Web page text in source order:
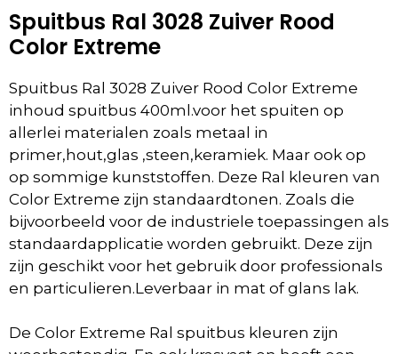
Spuitbus Ral 3028 Zuiver Rood
Color Extreme
Spuitbus Ral 3028 Zuiver Rood Color Extreme
inhoud spuitbus 400ml.voor het spuiten op
allerlei materialen zoals metaal in
primer,hout,glas ,steen,keramiek. Maar ook op
op sommige kunststoffen. Deze Ral kleuren van
Color Extreme zijn standaardtonen. Zoals die
bijvoorbeeld voor de industriele toepassingen als
standaardapplicatie worden gebruikt. Deze zijn
zijn geschikt voor het gebruik door professionals
en particulieren.Leverbaar in mat of glans lak.
De Color Extreme Ral spuitbus kleuren zijn